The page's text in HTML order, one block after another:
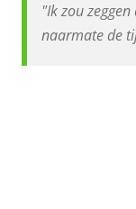
"Ik zou
naarmate de